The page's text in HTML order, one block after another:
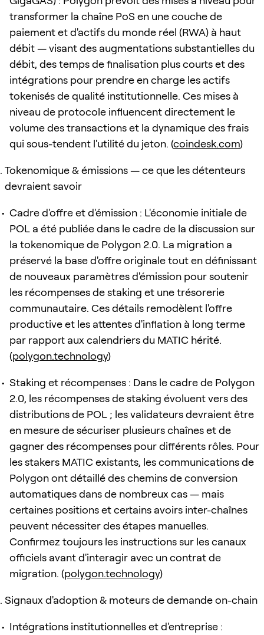
transformer la chaîne PoS en une couche de
paiement et d'actifs du monde réel (RWA) à haut
débit — visant des augmentations substantielles du
débit, des temps de finalisation plus courts et des
intégrations pour prendre en charge les actifs
tokenisés de qualité institutionnelle. Ces mises à
niveau de protocole influencent directement le
volume des transactions et la dynamique des frais
qui sous-tendent l'utilité du jeton. (coindesk.com)
Tokenomique & émissions — ce que les détenteurs
devraient savoir
Cadre d'offre et d'émission : L'économie initiale de
POL a été publiée dans le cadre de la discussion sur
la tokenomique de Polygon 2.0. La migration a
préservé la base d'offre originale tout en définissant
de nouveaux paramètres d'émission pour soutenir
les récompenses de staking et une trésorerie
communautaire. Ces détails remodèlent l'offre
productive et les attentes d'inflation à long terme
par rapport aux calendriers du MATIC hérité.
(polygon.technology)
Staking et récompenses : Dans le cadre de Polygon
2.0, les récompenses de staking évoluent vers des
distributions de POL ; les validateurs devraient être
en mesure de sécuriser plusieurs chaînes et de
gagner des récompenses pour différents rôles. Pour
les stakers MATIC existants, les communications de
Polygon ont détaillé des chemins de conversion
automatiques dans de nombreux cas — mais
certaines positions et certains avoirs inter-chaînes
peuvent nécessiter des étapes manuelles.
Confirmez toujours les instructions sur les canaux
officiels avant d'interagir avec un contrat de
migration. (polygon.technology)
Signaux d'adoption & moteurs de demande on-chain
Intégrations institutionnelles et d'entreprise :